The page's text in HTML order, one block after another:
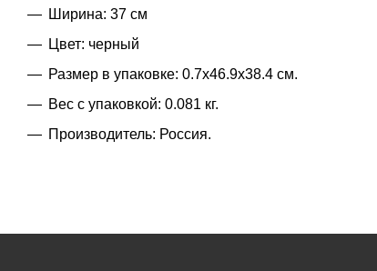
Ширина: 37 см
Цвет: черный
Размер в упаковке: 0.7x46.9x38.4 см.
Вес с упаковкой: 0.081 кг.
Производитель: Россия.